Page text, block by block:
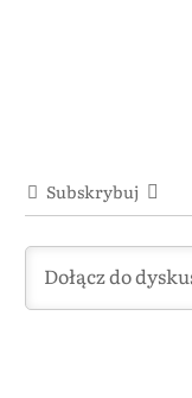
Subskrybuj